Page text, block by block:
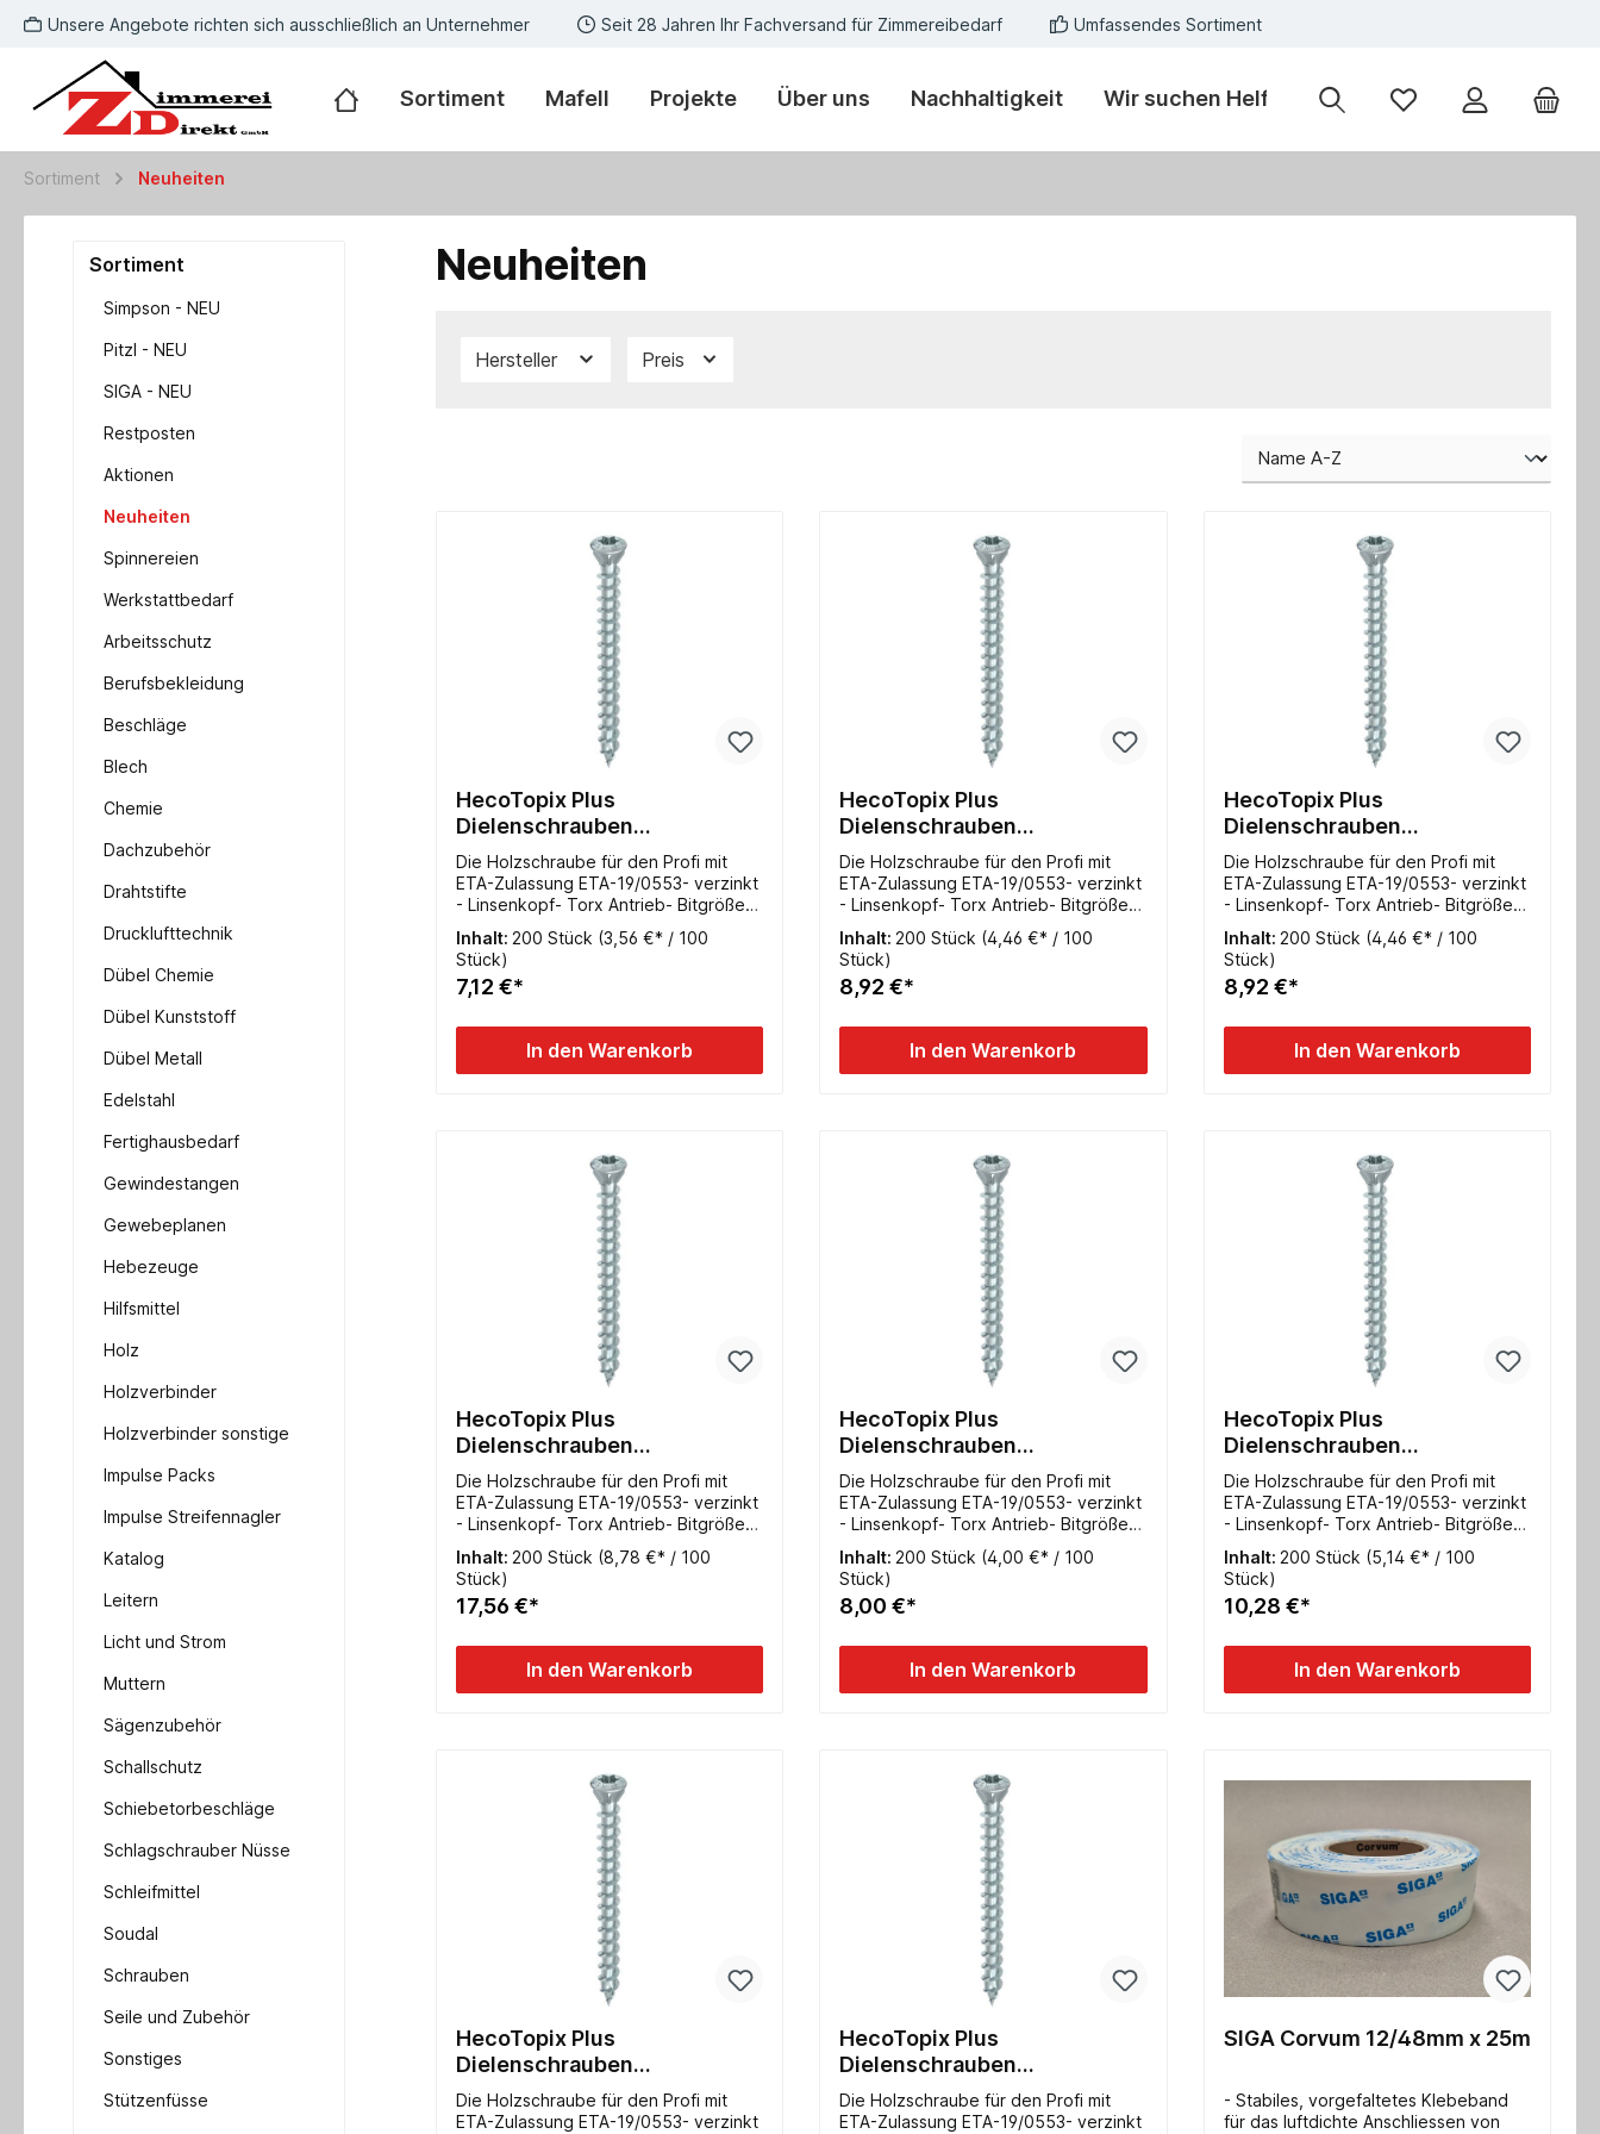
Unsere Angebote richten sich ausschließlich an Unternehmer Seit 28 Jahren Ihr Fachversand für Zimmereibedarf Umfassendes Sortiment
Sortiment Mafell Projekte Über uns Nachhaltigkeit Wir suchen Helfer
Sortiment Neuheiten
Sortiment
Simpson - NEU
Pitzl - NEU
SIGA - NEU
Restposten
Aktionen
Neuheiten
Spinnereien
Werkstattbedarf
Arbeitsschutz
Berufsbekleidung
Beschläge
Blech
Chemie
Dachzubehör
Drahtstifte
Drucklufttechnik
Dübel Chemie
Dübel Kunststoff
Dübel Metall
Edelstahl
Fertighausbedarf
Gewindestangen
Gewebeplanen
Hebezeuge
Hilfsmittel
Holz
Holzverbinder
Holzverbinder sonstige
Impulse Packs
Impulse Streifennagler
Katalog
Leitern
Licht und Strom
Muttern
Sägenzubehör
Schallschutz
Schiebetorbeschläge
Schlagschrauber Nüsse
Schleifmittel
Soudal
Schrauben
Seile und Zubehör
Sonstiges
Stützenfüsse
Neuheiten
Hersteller Preis
HecoTopix Plus
Dielenschrauben
3,5x040mm verzinkt TX
Die Holzschraube für den Profi mit
ETA-Zulassung ETA-19/0553- verzinkt
- Linsenkopf- Torx Antrieb- Bitgröße
TX10- Vollgewinde
Inhalt: 200 Stück (3,56 €* / 100
Stück)
7,12 €*
In den Warenkorb
HecoTopix Plus
Dielenschrauben
3,5x050mm verzinkt TX
Die Holzschraube für den Profi mit
ETA-Zulassung ETA-19/0553- verzinkt
- Linsenkopf- Torx Antrieb- Bitgröße
TX10- Vollgewinde
Inhalt: 200 Stück (4,46 €* / 100
Stück)
8,92 €*
In den Warenkorb
HecoTopix Plus
Dielenschrauben
3,5x060mm verzinkt TX
Die Holzschraube für den Profi mit
ETA-Zulassung ETA-19/0553- verzinkt
- Linsenkopf- Torx Antrieb- Bitgröße
TX10- Vollgewinde
Inhalt: 200 Stück (4,46 €* / 100
Stück)
8,92 €*
In den Warenkorb
HecoTopix Plus
Dielenschrauben
4,0x070mm verzinkt TX
Die Holzschraube für den Profi mit
ETA-Zulassung ETA-19/0553- verzinkt
- Linsenkopf- Torx Antrieb- Bitgröße
TX15- Vollgewinde
Inhalt: 200 Stück (8,78 €* / 100
Stück)
17,56 €*
In den Warenkorb
HecoTopix Plus
Dielenschrauben
4,5x050mm verzinkt TX
Die Holzschraube für den Profi mit
ETA-Zulassung ETA-19/0553- verzinkt
- Linsenkopf- Torx Antrieb- Bitgröße
TX20- Vollgewinde
Inhalt: 200 Stück (4,00 €* / 100
Stück)
8,00 €*
In den Warenkorb
HecoTopix Plus
Dielenschrauben
4,5x060mm verzinkt TX
Die Holzschraube für den Profi mit
ETA-Zulassung ETA-19/0553- verzinkt
- Linsenkopf- Torx Antrieb- Bitgröße
TX20- Vollgewinde
Inhalt: 200 Stück (5,14 €* / 100
Stück)
10,28 €*
In den Warenkorb
HecoTopix Plus
Dielenschrauben
4,5x070mm verzinkt TX
Die Holzschraube für den Profi mit
ETA-Zulassung ETA-19/0553- verzinkt
HecoTopix Plus
Dielenschrauben
4,5x080mm verzinkt TX
Die Holzschraube für den Profi mit
ETA-Zulassung ETA-19/0553- verzinkt
SIGA Corvum 12/48mm x 25m
- Stabiles, vorgefaltetes Klebeband
für das luftdichte Anschliessen von